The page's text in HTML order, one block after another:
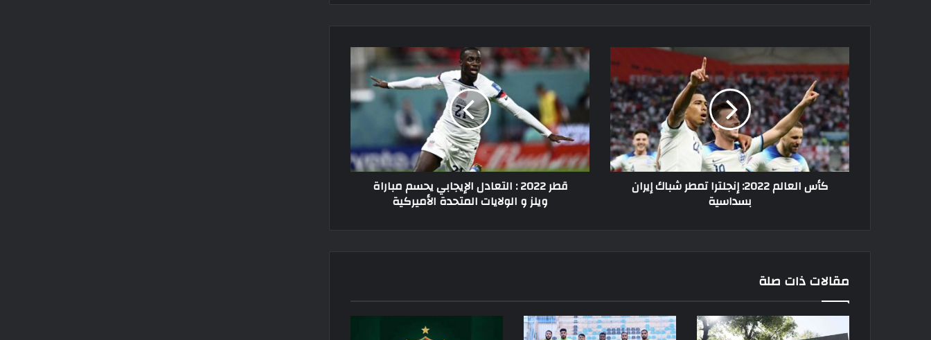
العالم
2022:
إنجلترا
تمطر
شباك
إيران
بسداسية
كأس العالم 2022: إنجلترا تمطر شباك إيران
بسداسية
قطر
2022
:
التعادل
الإيجابي
يحسم
مباراة
ويلز
و
الولايات
قطر 2022 : التعادل الإيجابي يحسم مباراة
ويلز و الولايات المتحدة الأميركية
مقالات ذات صلة